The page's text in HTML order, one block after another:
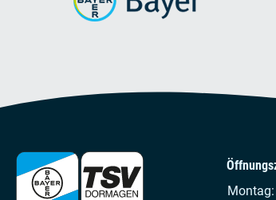
Montag: